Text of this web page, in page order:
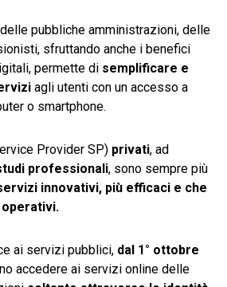
pubbliche amministrazioni, delle
sfruttando anche i benefici
permette di semplificare e
agli utenti con un accesso a
o smartphone.
Provider SP) privati, ad
professionali, sono sempre più
innovativi, più efficaci e che
ai servizi pubblici, dal 1° ottobre
accedere ai servizi online delle